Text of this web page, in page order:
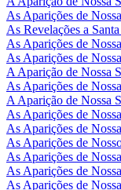
As Aparições de
As Revelações a
As Aparições de
As Aparições de
A Aparição de Nossa
As Aparições de
A Aparição de Nossa
As Aparições de
As Aparições de
As Aparições de
As Aparições de
As Aparições de
As Aparições de